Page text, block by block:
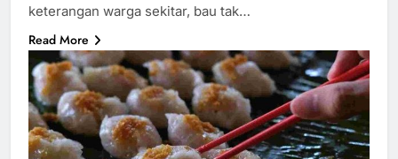
keterangan warga sekitar, bau tak…
Read More